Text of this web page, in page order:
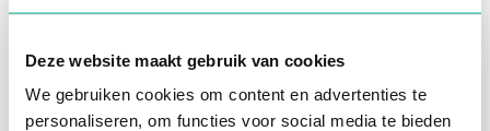
Deze website maakt gebruik van cookies
We gebruiken cookies om content en advertenties te
personaliseren, om functies voor social media te bieden
enregistrements et cliquez sur
page.
Sous l'onglet'limites',cliquez sur